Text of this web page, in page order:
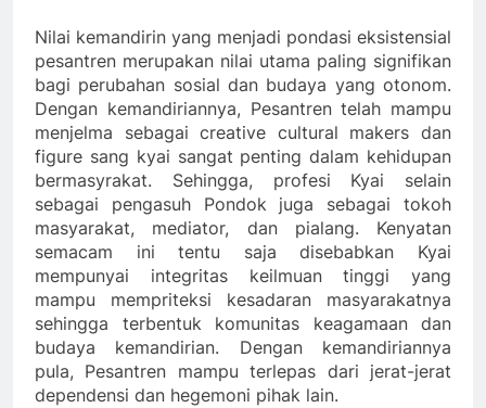
Nilai kemandirin yang menjadi pondasi eksistensial
pesantren merupakan nilai utama paling signifikan
bagi perubahan sosial dan budaya yang otonom.
Dengan kemandiriannya, Pesantren telah mampu
menjelma sebagai creative cultural makers dan
figure sang kyai sangat penting dalam kehidupan
bermasyrakat. Sehingga, profesi Kyai selain
sebagai pengasuh Pondok juga sebagai tokoh
masyarakat, mediator, dan pialang. Kenyatan
semacam ini tentu saja disebabkan Kyai
mempunyai integritas keilmuan tinggi yang
mampu mempriteksi kesadaran masyarakatnya
sehingga terbentuk komunitas keagamaan dan
budaya kemandirian. Dengan kemandiriannya
pula, Pesantren mampu terlepas dari jerat-jerat
dependensi dan hegemoni pihak lain.